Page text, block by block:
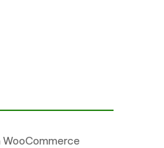
Theme số lượng